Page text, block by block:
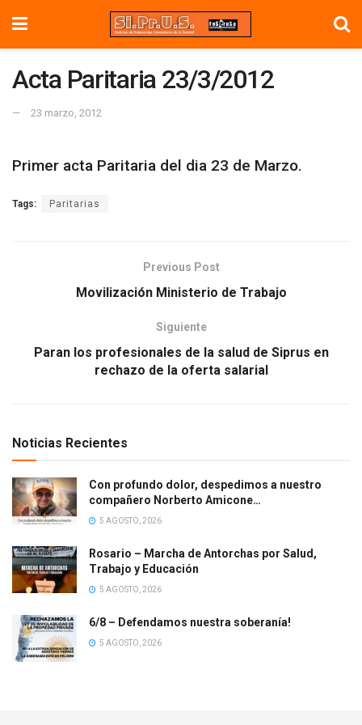
Acta Paritaria 23/3/2012
23 marzo, 2012
Primer acta Paritaria del dia 23 de Marzo.
Tags: Paritarias
Previous Post
Movilización Ministerio de Trabajo
Siguiente
Paran los profesionales de la salud de Siprus en
rechazo de la oferta salarial
Noticias Recientes
Con profundo dolor, despedimos a nuestro
compañero Norberto Amicone…
5 AGOSTO, 2026
Rosario – Marcha de Antorchas por Salud,
Trabajo y Educación
5 AGOSTO, 2026
6/8 – Defendamos nuestra soberanía!
5 AGOSTO, 2026